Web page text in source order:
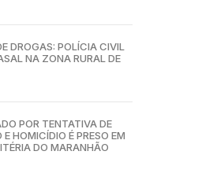
DROGAS: POLÍCIA CIVIL
NA ZONA RURAL DE
POR TENTATIVA DE
HOMICÍDIO É PRESO EM
DO MARANHÃO